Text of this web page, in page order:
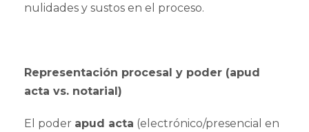
nulidades y sustos en el proceso.
Representación procesal y poder (apud
acta vs. notarial)
El poder apud acta (electrónico/presencial en